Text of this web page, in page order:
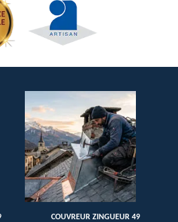
COUVREUR ZINGUEUR 49